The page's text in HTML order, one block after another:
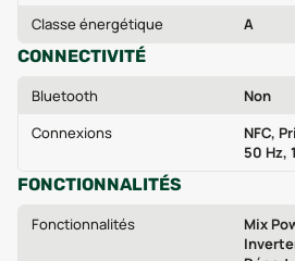
Classe énergétique
A
CONNECTIVITÉ
Bluetooth
Non
Connexions
NFC,
50 Hz,
FONCTIONNALITÉS
Fonctionnalités
Mix